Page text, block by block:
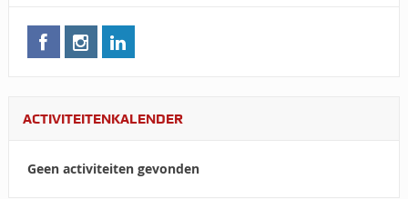
ACTIVITEITENKALENDER
Geen activiteiten gevonden